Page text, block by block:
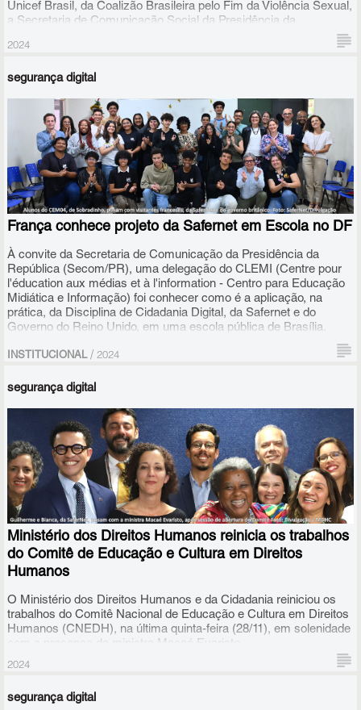
Unicef Brasil, da Coalizão Brasileira pelo Fim da Violência Sexual,
a Secretaria de Comunicação Social da Presidência da
Nacional da Juventude debateram conosco sobre o tema
Conferência Global Ministerial para o Fim da Violência Sexual
2024
segurança digital
França conhece projeto da Safernet em Escola no DF
À convite da Secretaria de Comunicação da Presidência da
República (Secom/PR), uma delegação do CLEMI (Centre pour
l'éducation aux médias et à l'information - Centro para Educação
Midiática e Informação) foi conhecer como é a aplicação, na
prática, da Disciplina de Cidadania Digital, da Safernet e do
Governo do Reino Unido, em uma escola pública de Brasília.
O CLEMI é o órgão do Ministério da Educação francês
responsável pelo desenvolvimento de formação em educação
midiática no país.
INSTITUCIONAL/2024
segurança digital
Ministério dos Direitos Humanos reinicia os trabalhos
do Comitê de Educação e Cultura em Direitos
Humanos
O Ministério dos Direitos Humanos e da Cidadania reiniciou os
trabalhos do Comitê Nacional de Educação e Cultura em Direitos
Humanos (CNEDH), na última quinta-feira (28/11), em solenidade
com a presença da ministra Macaé Evaristo.
2024
segurança digital